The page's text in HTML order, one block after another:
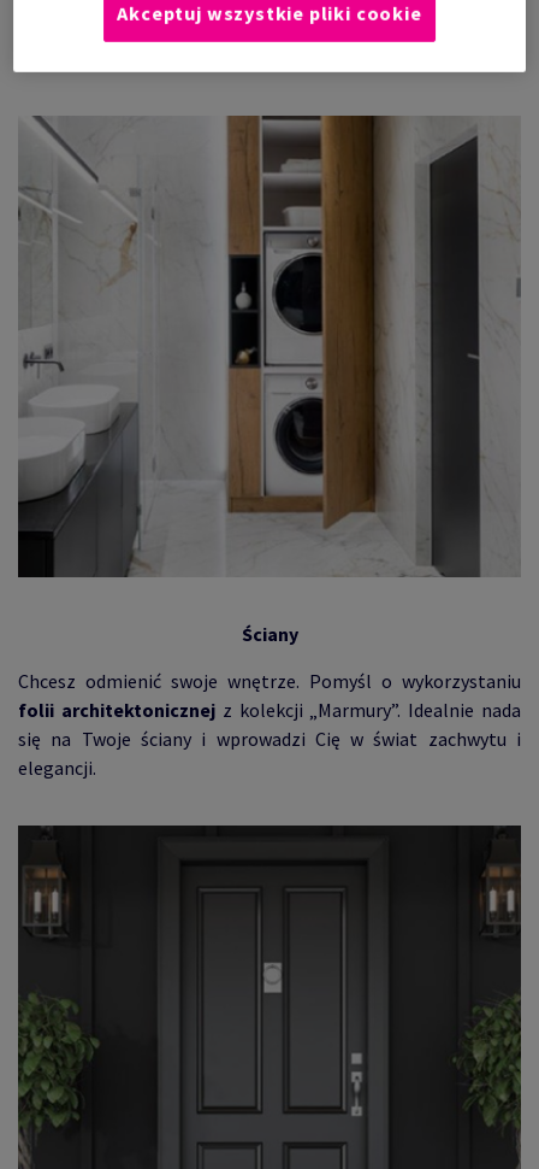
zupełnie nowe wnętrze bez konieczności zamykania sklepu,
Ściany
Chcesz odmienić swoje wnętrze. Pomyśl o wykorzystaniu
folii architektonicznejz kolekcji „Marmury”. Idealnie nada
się na Twoje ściany i wprowadzi Cię w świat zachwytu i
elegancji.
Akceptuj wszystkie pliki cookie